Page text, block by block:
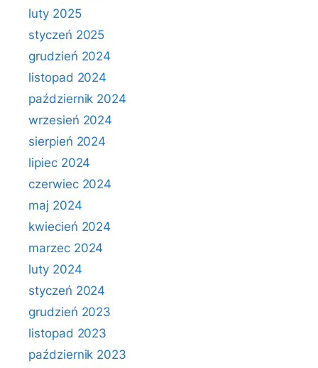
luty 2025
styczeń 2025
grudzień 2024
listopad 2024
październik 2024
wrzesień 2024
sierpień 2024
lipiec 2024
czerwiec 2024
maj 2024
kwiecień 2024
marzec 2024
luty 2024
styczeń 2024
grudzień 2023
listopad 2023
październik 2023